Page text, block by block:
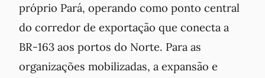
próprio Pará, operando como ponto central
do corredor de exportação que conecta a
BR-163 aos portos do Norte. Para as
organizações mobilizadas, a expansão e